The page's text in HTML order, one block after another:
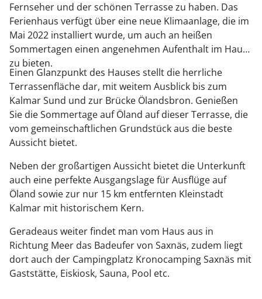
Fernseher und der schönen Terrasse zu haben. Das
Ferienhaus verfügt über eine neue Klimaanlage, die im
Mai 2022 installiert wurde, um auch an heißen
Sommertagen einen angenehmen Aufenthalt im Haus
zu bieten.
Einen Glanzpunkt des Hauses stellt die herrliche
Terrassenfläche dar, mit weitem Ausblick bis zum
Kalmar Sund und zur Brücke Ölandsbron. Genießen
Sie die Sommertage auf Öland auf dieser Terrasse, die
vom gemeinschaftlichen Grundstück aus die beste
Aussicht bietet.
Neben der großartigen Aussicht bietet die Unterkunft
auch eine perfekte Ausgangslage für Ausflüge auf
Öland sowie zur nur 15 km entfernten Kleinstadt
Kalmar mit historischem Kern.
Geradeaus weiter findet man vom Haus aus in
Richtung Meer das Badeufer von Saxnäs, zudem liegt
dort auch der Campingplatz Kronocamping Saxnäs mit
Gaststätte, Eiskiosk, Sauna, Pool etc.